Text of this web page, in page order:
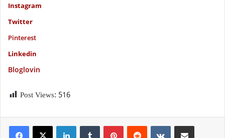
Instagram
Twitter
Pinterest
Linkedin
Bloglovin
Post Views: 516